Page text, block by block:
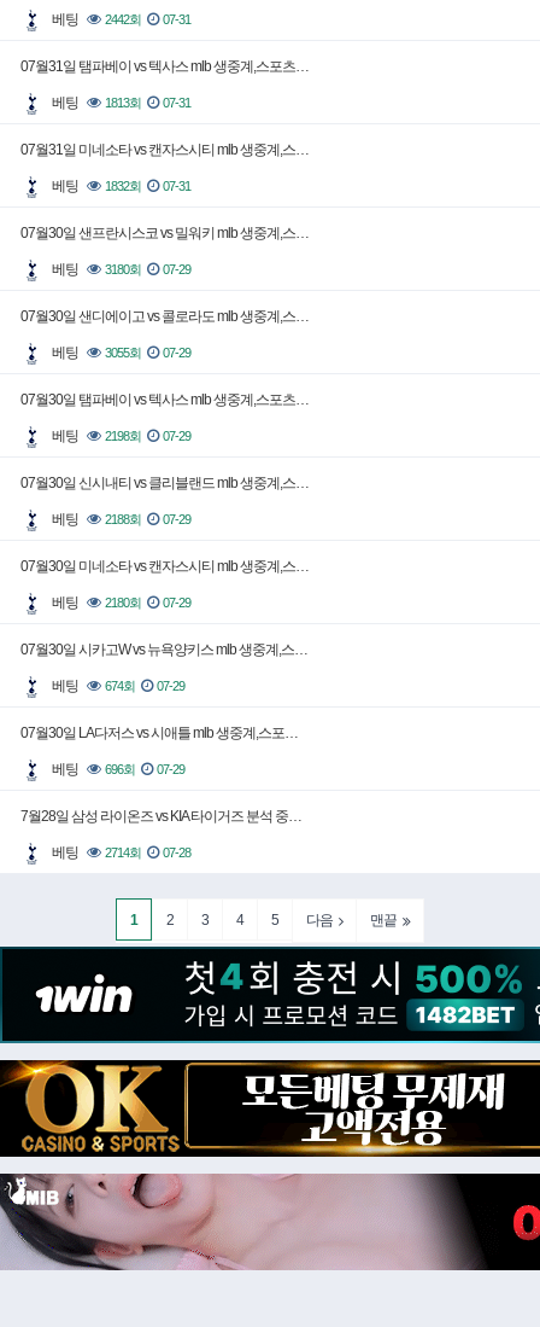
베팅 2442회 07-31
07월31일 탬파베이 vs 텍사스 mlb 생중계,스포츠…
베팅 1813회 07-31
07월31일 미네소타 vs 캔자스시티 mlb 생중계,스…
베팅 1832회 07-31
07월30일 샌프란시스코 vs 밀워키 mlb 생중계,스…
베팅 3180회 07-29
07월30일 샌디에이고 vs 콜로라도 mlb 생중계,스…
베팅 3055회 07-29
07월30일 탬파베이 vs 텍사스 mlb 생중계,스포츠…
베팅 2198회 07-29
07월30일 신시내티 vs 클리블랜드 mlb 생중계,스…
베팅 2188회 07-29
07월30일 미네소타 vs 캔자스시티 mlb 생중계,스…
베팅 2180회 07-29
07월30일 시카고W vs 뉴욕양키스 mlb 생중계,스…
베팅 674회 07-29
07월30일 LA다저스 vs 시애틀 mlb 생중계,스포…
베팅 696회 07-29
7월28일 삼성 라이온즈 vs KIA 타이거즈 분석 중…
베팅 2714회 07-28
1 2 3 4 5 다음 맨끝